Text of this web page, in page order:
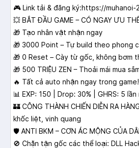
🎮 Link tải & đăng ký:https://muhanoi-
💥 BẮT ĐẦU GAME – CÓ NGAY ƯU
🎁 Tạo nhân vật nhận ngay
🎁 3000 Point – Tự build theo phong
🎁 0 Reset – Cày từ gốc, không bơm
🎁 500 TRIỆU ZEN – Thoải mái mua
🔥 Tất cả auto nhận ngay trong game!
📊 EXP: 150 | Drop: 30% | GHRS: 5
🏰 CÔNG THÀNH CHIẾN DIỄN RA
khốc liệt, vinh quang
🛡️ ANTI BKM – CƠN ÁC MỘNG CỦA
🚫 Chặn tận gốc các thể loại: DLL